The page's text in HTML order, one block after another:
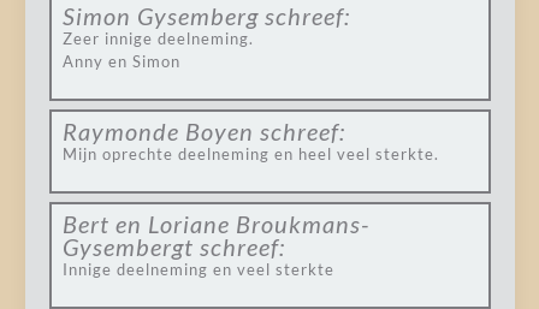
Simon Gysemberg schreef:
Zeer innige deelneming.
Anny en Simon
Raymonde Boyen schreef:
Mijn oprechte deelneming en heel veel sterkte.
Bert en Loriane Broukmans-
Gysembergt schreef:
Innige deelneming en veel sterkte